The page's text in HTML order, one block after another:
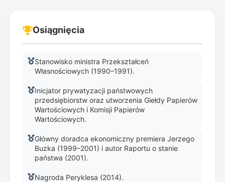
Osiągnięcia
Stanowisko ministra Przekształceń
Własnościowych (1990–1991).
Inicjator prywatyzacji państwowych
przedsiębiorstw oraz utworzenia Giełdy Papierów
Wartościowych i Komisji Papierów
Wartościowych.
Główny doradca ekonomiczny premiera Jerzego
Buzka (1999–2001) i autor Raportu o stanie
państwa (2001).
Nagroda Peryklesa (2014).